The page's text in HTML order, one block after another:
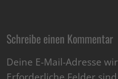
Schreibe einen Kommentar
Deine E-Mail-Adresse